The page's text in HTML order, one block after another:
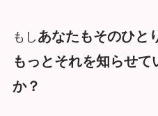
もし あなたもそのひと
もっとそれを知らせ
か？